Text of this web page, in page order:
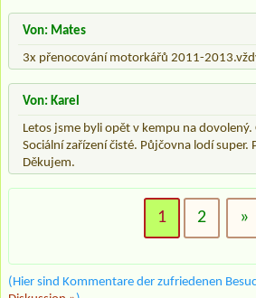
Von: Mates
3x přenocování motorkářů 2011-
Von: Karel
Letos jsme byli opět v kempu na
Sociální zařízení čisté. Půjčovna lodí super.
Děkujem.
1 2 »
(Hier sind Kommentare der zufriedenen